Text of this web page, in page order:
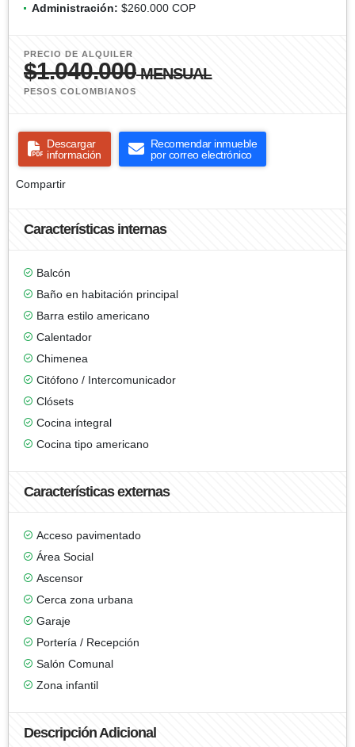
Administración: $260.000 COP
PRECIO DE ALQUILER
$1.040.000MENSUAL
PESOS COLOMBIANOS
Descargar
información
Recomendar inmueble
por correo electrónico
Compartir
Características internas
Balcón
Baño en habitación principal
Barra estilo americano
Calentador
Chimenea
Citófono / Intercomunicador
Clósets
Cocina integral
Cocina tipo americano
Características externas
Acceso pavimentado
Área Social
Ascensor
Cerca zona urbana
Garaje
Portería / Recepción
Salón Comunal
Zona infantil
Descripción Adicional